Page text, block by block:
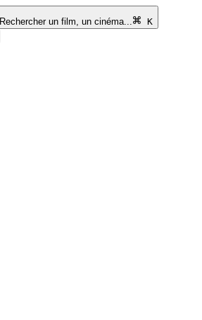
Rechercher un film, un cinéma...
K